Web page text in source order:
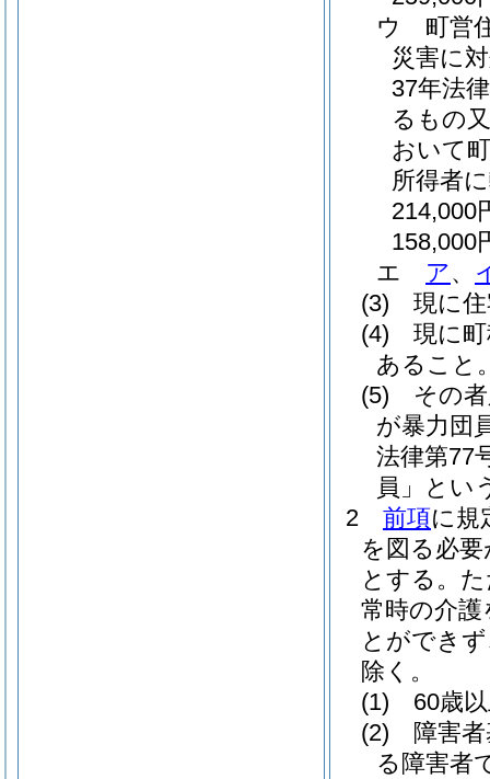
ウ
町営
災害に
37年法
るもの
おいて
所得者
214,000
158,000
エ
ア、
(3)
現に
(4)
現に
あること
(5)
その
が暴力団
法律第77
員」とい
2
前項に規
を図る必
とする。
常時の介
とができ
除く。
(1)
60歳
(2)
障害
る障害者